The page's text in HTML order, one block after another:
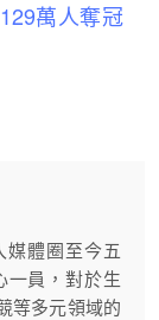
萬人奪冠
體圈至今五
一員，對於生
等多元領域的